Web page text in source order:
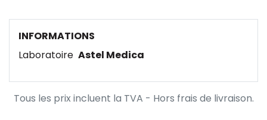
INFORMATIONS
Laboratoire Astel Medica
Tous les prix incluent la TVA - Hors frais de livraison.